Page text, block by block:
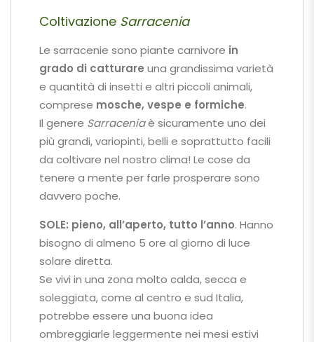
Coltivazione Sarracenia
Le sarracenie sono piante carnivore in
grado di catturare una grandissima varietà
e quantità di insetti e altri piccoli animali,
comprese mosche, vespe e formiche.
Il genere Sarraceniaè sicuramente uno dei
più grandi, variopinti, belli e soprattutto facili
da coltivare nel nostro clima! Le cose da
tenere a mente per farle prosperare sono
davvero poche.
SOLE: pieno, all’aperto, tutto l’anno. Hanno
bisogno di almeno 5 ore al giorno di luce
solare diretta.
Se vivi in ​​una zona molto calda, secca e
soleggiata, come al centro e sud Italia,
potrebbe essere una buona idea
ombreggiarle leggermente nei mesi estivi